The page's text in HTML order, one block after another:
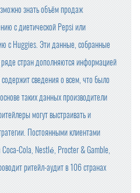
знать объём продаж
с диетической Pepsi или
с Huggies. Эти данные, собранные
стран дополняются информацией
сведения о всем, что было
таких данных производители
могут выстраивать и
Постоянными клиентами
Coca-Cola, Nestlé, Procter & Gamble,
ритейл-аудит в 106 странах